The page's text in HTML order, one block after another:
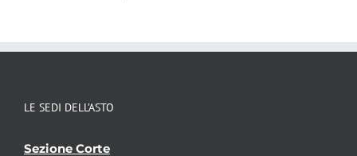
LE SEDI DELL’ASTO
Sezione Corte